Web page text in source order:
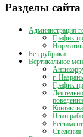
Разделы сайта
Администрация
График
Без рубрики
Вертикальное
г.
График
План
Сведения